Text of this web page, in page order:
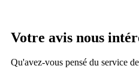
Votre avis nous
Qu'avez-vous pensé du service